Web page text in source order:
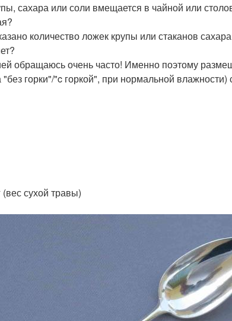
сахара или соли вмещается в чайной или
количество ложек крупы или стаканов
обращаюсь очень часто! Именно поэтому
горки"/"c горкой", при нормальной влажности)
сухой травы)